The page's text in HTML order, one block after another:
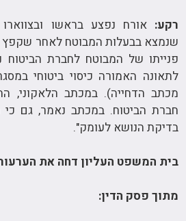
רקע:אורח נפצע בראשו
שנמצא בבעלות המבוטח לאחר שקפץ
פנייתו של המבוטח לחברת הביטוח
לתאונה האמורה כיסוי ביטוחי
מכתב הדחייה). במכתב הלאקוני,
חברת הביטוח. במכתב נאמר, גם
בדיקת הנושא לעומק".
בית המשפט העליון דחה את
מתוך פסק הדין: